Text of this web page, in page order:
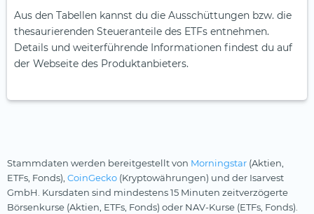
Aus den Tabellen kannst du die Ausschüttungen bzw. die
thesaurierenden Steueranteile des ETFs entnehmen.
Details und weiterführende Informationen findest du auf
der Webseite des Produktanbieters.
Stammdaten werden bereitgestellt von Morningstar (Aktien,
ETFs, Fonds), CoinGecko (Kryptowährungen) und der Isarvest
GmbH. Kursdaten sind mindestens 15 Minuten zeitverzögerte
Börsenkurse (Aktien, ETFs, Fonds) oder NAV-Kurse (ETFs, Fonds).